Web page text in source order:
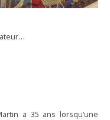
a 35 ans lorsqu’une